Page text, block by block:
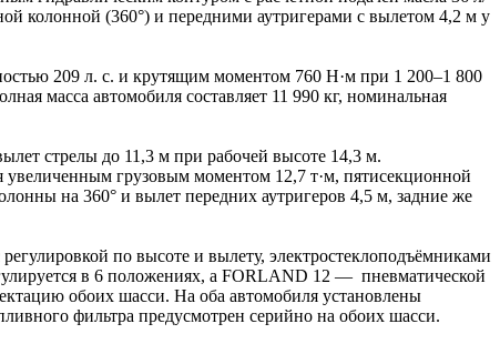
колонной (360°) и передними аутригерами с вылетом 4,2 м у
209 л. с. и крутящим моментом 760 Н·м при 1 200–1 800
масса автомобиля составляет 11 990 кг, номинальная
стрелы до 11,3 м при рабочей высоте 14,3 м.
грузовым моментом 12,7 т·м, пятисекционной
на 360° и вылет передних аутригеров 4,5 м, задние же
по высоте и вылету, электростеклоподъёмниками
в 6 положениях, а FORLAND 12 — пневматической
обоих шасси. На оба автомобиля установлены
фильтра предусмотрен серийно на обоих шасси.